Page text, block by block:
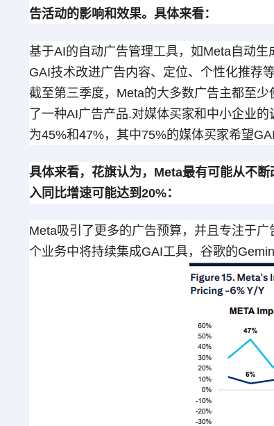
告活动的影响和效果。具体来看：
基于AI的自动广告管理工具，如Meta自动
GAI技术改进广告内容、定位、个性化推荐
截至第三季度，Meta的大多数广告主都至
了一种AI广告产品.对媒体买家和中小企业
为45%和47%，其中75%的媒体买家希望
具体来看，花旗认为，Meta最有可能从不
入同比增速可能达到20%：
Meta吸引了更多的广告预算，并且专注于
个业务中将持续集成GAI工具，谷歌的